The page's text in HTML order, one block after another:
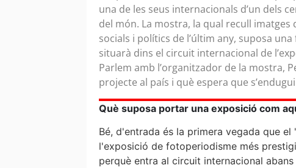
una de les seus internacionals d’un dels
del món. La mostra, la qual recull
socials i polítics de l’últim any, suposa
situarà dins el circuit internacional de
Parlem amb l’organitzador de la mostra,
projecte al país i què espera que
Què suposa portar una exposició com
Bé, d'entrada és la primera vegada que
l'exposició de fotoperiodisme més
perquè entra al circuit internacional